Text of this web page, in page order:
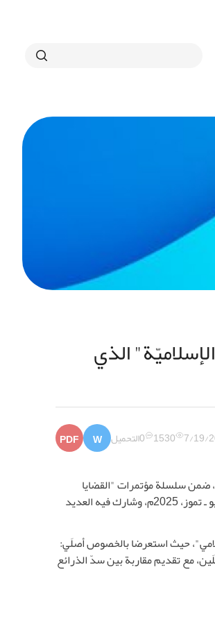
الذي
7/19/
1530
0التحميل PDF W
ضمن سلسلة مؤتمرات "القضايا
الفقهيّة المعاصرة"، والذي حمل عنوان "العقل والعقلانيّة في النظريّات والقوانين الفقهيّة الإسلاميّة"، وانعقد يومَي: الخميس والجمعة (17 ـ 18)، يوليو ـ تموز، 2025م، وشارك فيه العديد
حيث استعرضا بالخصوص أصلَي:
مع تقديم مقاربة بين سدّ الذرائع